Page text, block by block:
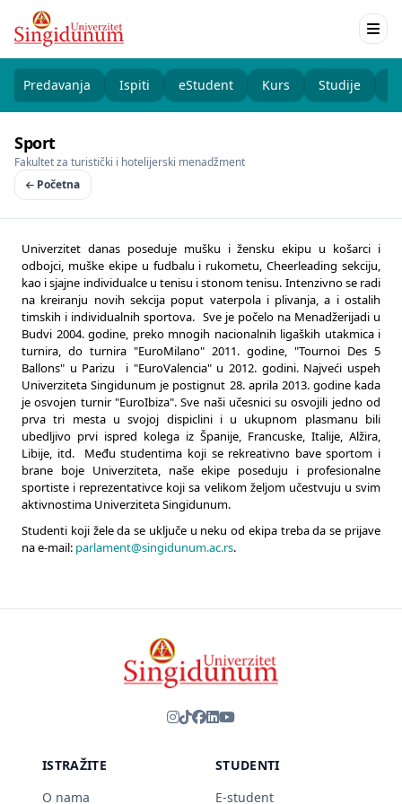
Predavanja Ispiti eStudent Kurs Studije
Sport
Fakultet za turistički i hotelijerski menadžment
Početna
Univerzitet danas poseduje mušku i žensku ekipu u košarci i
odbojci, muške ekipe u fudbalu i rukometu, Cheerleading sekciju,
kao i sjajne individualce u tenisu i stonom tenisu. Intenzivno se radi
na kreiranju novih sekcija poput vaterpola i plivanja, a i ostalih
timskih i individualnih sportova. Sve je počelo na Menadžerijadi u
Budvi 2004. godine, preko mnogih nacionalnih ligaških utakmica i
turnira, do turnira "EuroMilano" 2011. godine, "Tournoi Des 5
Ballons" u Parizu i "EuroValencia" u 2012. godini. Najveći uspeh
Univerziteta Singidunum je postignut 28. aprila 2013. godine kada
je osvojen turnir "EuroIbiza". Sve naši učesnici su osvojili jedno od
prva tri mesta u svojoj dispiclini i u ukupnom plasmanu bili
ubedljivo prvi ispred kolega iz Španije, Francuske, Italije, Alžira,
Libije, itd. Među studentima koji se rekreativno bave sportom i
brane boje Univerziteta, naše ekipe poseduju i profesionalne
sportiste i reprezentativce koji sa velikom željom učestvuju u svim
aktivnostima Univerziteta Singidunum.
Studenti koji žele da se uključe u neku od ekipa treba da se prijave
na e-mail: parlament@singidunum.ac.rs.
ISTRAŽITE
O nama
STUDENTI
E-student